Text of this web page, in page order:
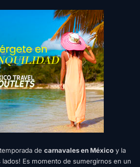
de carnavales en México y la
Es momento de sumergirnos en un